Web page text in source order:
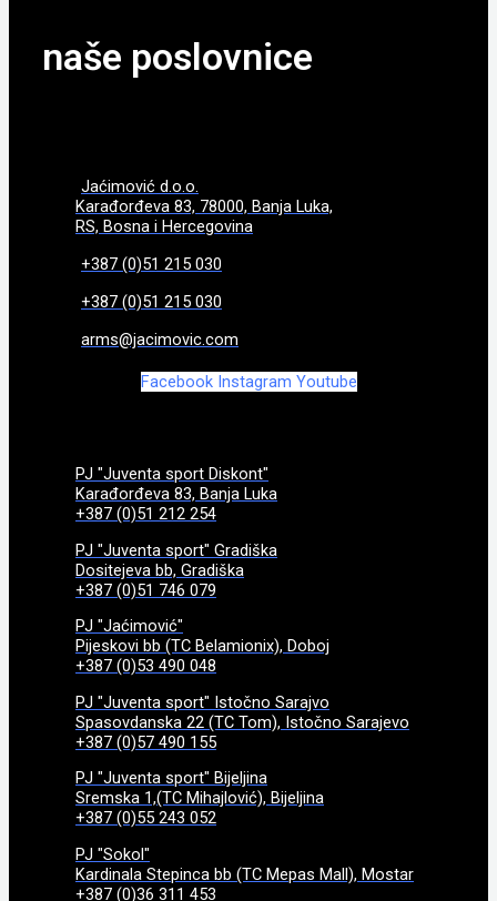
naše poslovnice
Jaćimović d.o.o.
Karađorđeva 83, 78000, Banja Luka,
RS, Bosna i Hercegovina
+387 (0)51 215 030
+387 (0)51 215 030
arms@jacimovic.com
Facebook Instagram Youtube
PJ "Juventa sport Diskont"
Karađorđeva 83, Banja Luka
+387 (0)51 212 254
PJ "Juventa sport" Gradiška
Dositejeva bb, Gradiška
+387 (0)51 746 079
PJ "Jaćimović"
Pijeskovi bb (TC Belamionix), Doboj
+387 (0)53 490 048
PJ "Juventa sport" Istočno Sarajvo
Spasovdanska 22 (TC Tom), Istočno Sarajevo
+387 (0)57 490 155
PJ "Juventa sport" Bijeljina
Sremska 1,(TC Mihajlović), Bijeljina
+387 (0)55 243 052
PJ "Sokol"
Kardinala Stepinca bb (TC Mepas Mall), Mostar
+387 (0)36 311 453